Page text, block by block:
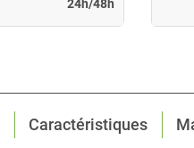
24h/48h
Caractéristiques